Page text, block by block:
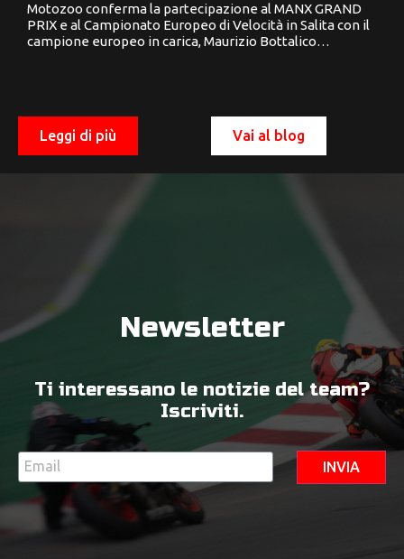
Motozoo conferma la partecipazione al MANX GRAND
PRIX e al Campionato Europeo di Velocità in Salita con il
campione europeo in carica, Maurizio Bottalico…
Leggi di più Vai al blog
Newsletter
Ti interessano le notizie del team?
Iscriviti.
INVIA